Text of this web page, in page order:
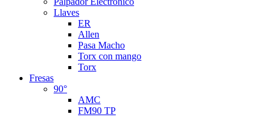
Llaves
ER
Allen
Pasa Macho
Torx con mango
Torx
Fresas
90°
AMC
FM90 TP